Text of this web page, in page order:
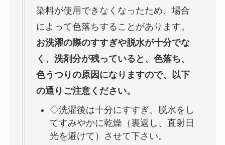
染料が使用できなくなったため、場合
によって色落ちすることがあります。
お洗濯の際のすすぎや脱水が十分でな
く、洗剤分が残っていると、色落ち、
色うつりの原因になりますので、以下
の通りご注意ください。
◇洗濯後は十分にすすぎ、脱水をし
てすみやかに乾燥（裏返し、直射日
光を避けて）させて下さい。